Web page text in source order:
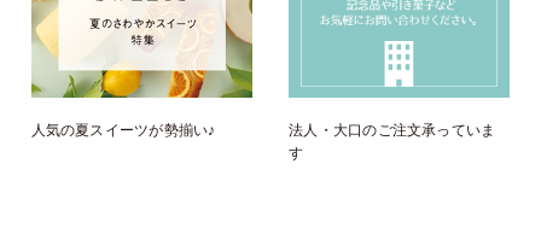
人気の夏スイーツが勢揃い♪
法人・大口のご注文承っていま
す